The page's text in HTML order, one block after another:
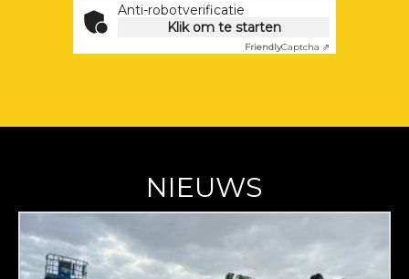
Anti-robotverificatie
Klik om te starten
FriendlyCaptcha ⇗
NIEUWS